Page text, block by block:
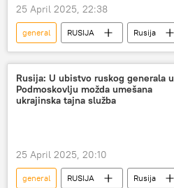
25 April 2025, 22:38
general RUSIJA Rusija
Donald Tramp
ubistvo
slučaj
Rusija: U ubistvo ruskog generala u
Podmoskovlju možda umešana
ukrajinska tajna služba
25 April 2025, 20:10
general RUSIJA Rusija